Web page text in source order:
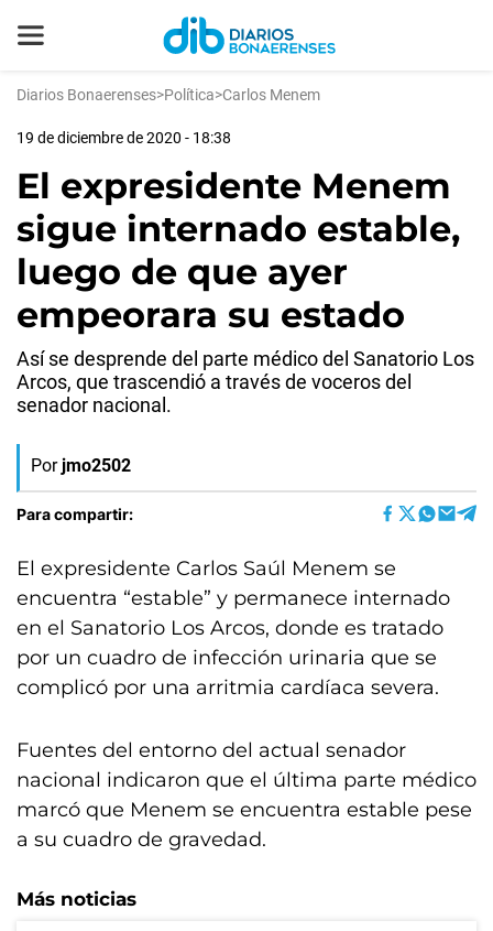
Diarios Bonaerenses>Política>Carlos Menem
19 de diciembre de 2020 - 18:38
El expresidente Menem
sigue internado estable,
luego de que ayer
empeorara su estado
Así se desprende del parte médico del Sanatorio Los
Arcos, que trascendió a través de voceros del
senador nacional.
Por jmo2502
Para compartir:
El expresidente Carlos Saúl Menem se
encuentra “estable” y permanece internado
en el Sanatorio Los Arcos, donde es tratado
por un cuadro de infección urinaria que se
complicó por una arritmia cardíaca severa.
Fuentes del entorno del actual senador
nacional indicaron que el última parte médico
marcó que Menem se encuentra estable pese
a su cuadro de gravedad.
Más noticias